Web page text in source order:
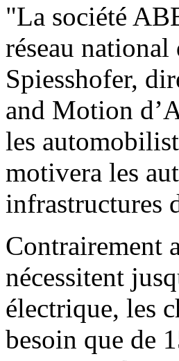
"La société
réseau
Spiesshofer,
and Motion
les
motivera les
infrastructures
Contrairement
nécessitent
électrique, les
besoin que de